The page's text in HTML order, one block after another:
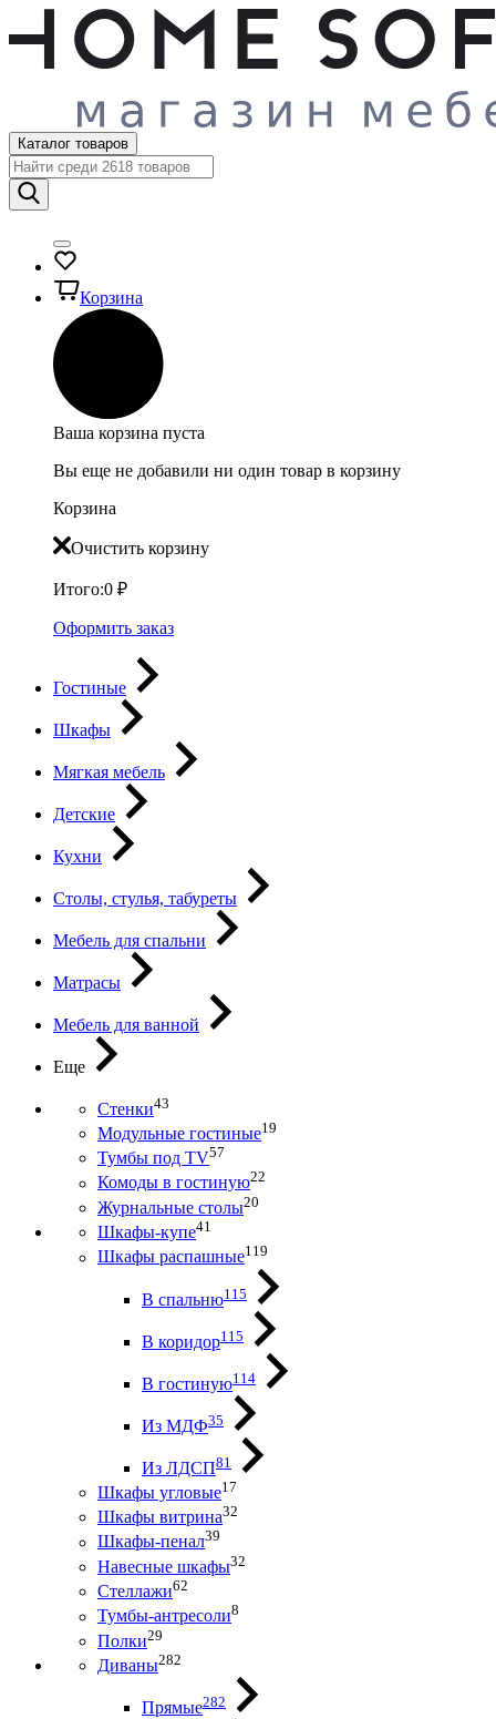
Каталог товаров
Корзина
Ваша корзина пуста
Вы еще не добавили ни один товар в корзину
Корзина
Очистить корзину
Итого:0 ₽
Оформить заказ
Гостиные
Шкафы
Мягкая мебель
Детские
Кухни
Столы, стулья, табуреты
Мебель для спальни
Матрасы
Мебель для ванной
Еще
Стенки43
Модульные гостиные19
Тумбы под ТV57
Комоды в гостиную22
Журнальные столы20
Шкафы-купе41
Шкафы распашные119
В спальню115
В коридор115
В гостиную114
Из МДФ35
Из ЛДСП81
Шкафы угловые17
Шкафы витрина32
Шкафы-пенал39
Навесные шкафы32
Стеллажи62
Тумбы-антресоли8
Полки29
Диваны282
Прямые282